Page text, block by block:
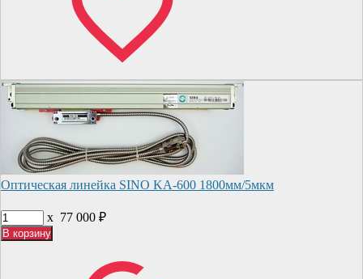
Оптическая линейка SINO KA-600 1800мм/5мкм
x 77 000 ₽